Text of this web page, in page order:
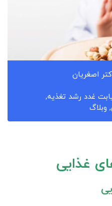
اصغریان
غدد رشد تغذیه,
, وبلاگ
غذایی